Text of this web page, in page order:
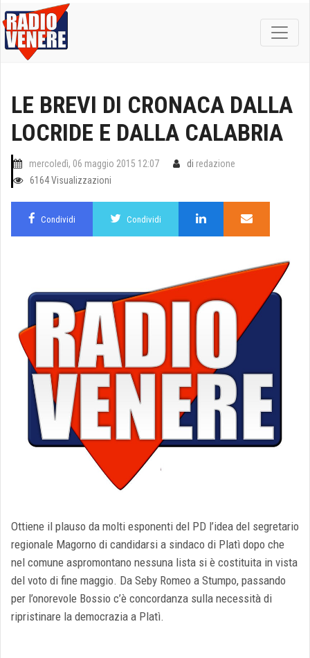
LE BREVI DI CRONACA DALLA
LOCRIDE E DALLA CALABRIA
mercoledì, 06 maggio 2015 12:07 di redazione
6164 Visualizzazioni
Condividi Condividi
Ottiene il plauso da molti esponenti del PD l’idea del segretario
regionale Magorno di candidarsi a sindaco di Platì dopo che
nel comune aspromontano nessuna lista si è costituita in vista
del voto di fine maggio. Da Seby Romeo a Stumpo, passando
per l’onorevole Bossio c’è concordanza sulla necessità di
ripristinare la democrazia a Platì.